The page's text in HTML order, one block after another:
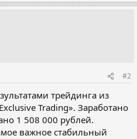
#2
трейдинга из
Trading». Заработано
1 508 000 рублей.
важное стабильный